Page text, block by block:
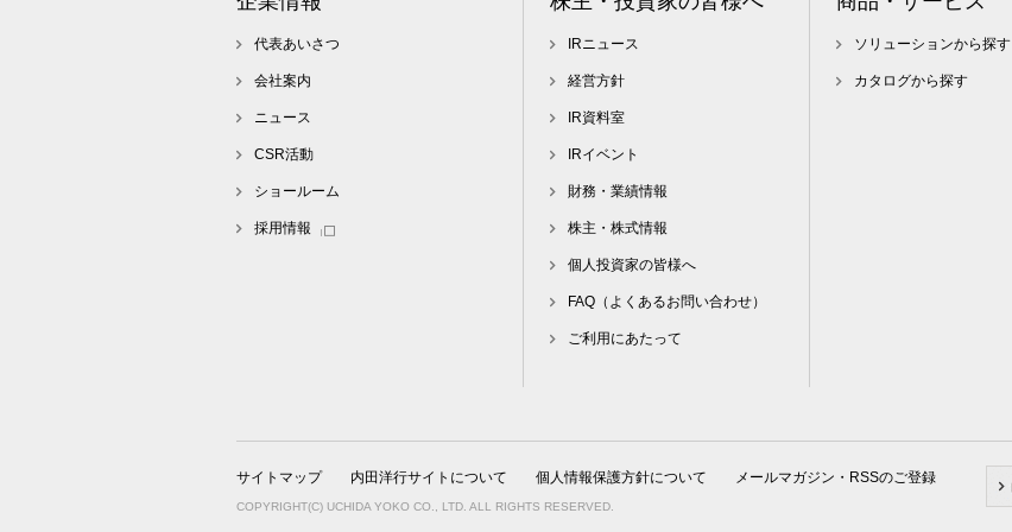
代表あいさつ
会社案内
ニュース
CSR活動
ショールーム
採用情報
IRニュース
経営方針
IR資料室
IRイベント
財務・業績情報
株主・株式情報
個人投資家の皆様へ
FAQ（よくあるお問い合わせ）
ご利用にあたって
ソリューションから探す
カタログから探す
サイトマップ 内田洋行サイトについて 個人情報保護方針について メールマガジン・RSSのご登録
COPYRIGHT(C) UCHIDA YOKO CO., LTD. ALL RIGHTS RESERVED.